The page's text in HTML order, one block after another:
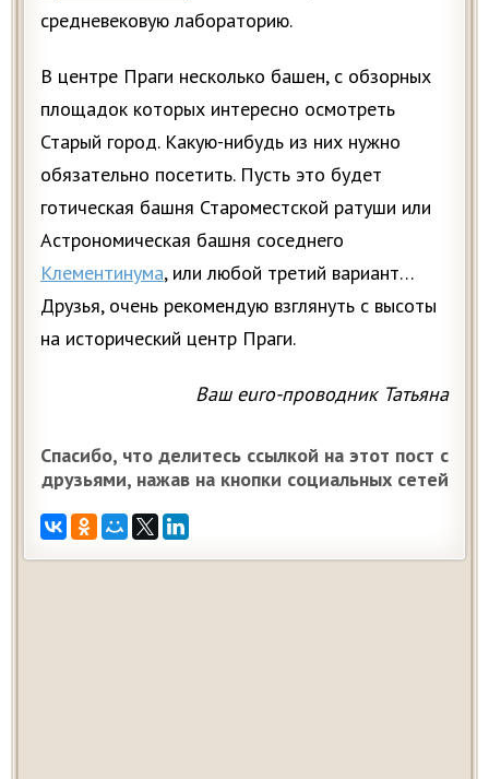
средневековую лабораторию.
В центре Праги несколько башен, с обзорных
площадок которых интересно осмотреть
Старый город. Какую-нибудь из них нужно
обязательно посетить. Пусть это будет
готическая башня Староместской ратуши или
Астрономическая башня соседнего
Клементинума, или любой третий вариант…
Друзья, очень рекомендую взглянуть с высоты
на исторический центр Праги.
Ваш euro-проводник Татьяна
Спасибо, что делитесь ссылкой на этот пост с
друзьями, нажав на кнопки социальных сетей